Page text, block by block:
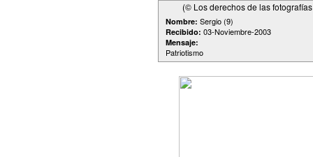
(© Los derechos de las
Nombre: Sergio (9)
Recibido: 03-Noviembre-2003
Mensaje:
Patriotismo